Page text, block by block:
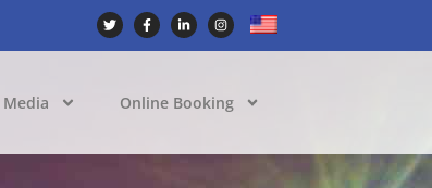
Media Online Booking